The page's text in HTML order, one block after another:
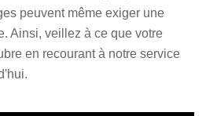
peuvent même exiger une
Ainsi, veillez à ce que votre
en recourant à notre service